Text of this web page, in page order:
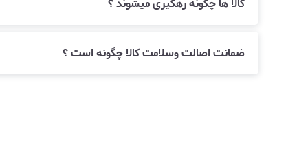
ضمانت اصالت وسلامت کالا چگونه است ؟